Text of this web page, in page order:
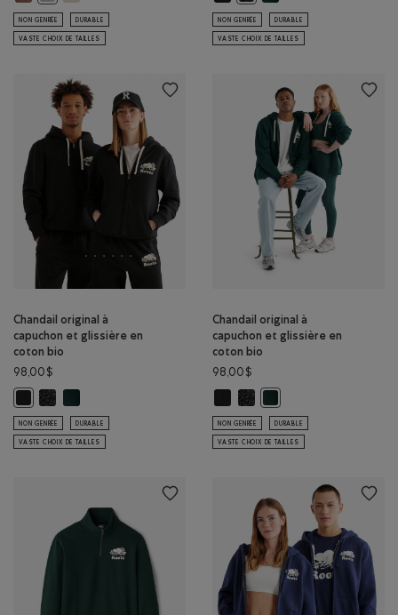
NON GENRÉE DURABLE
VASTE CHOIX DE TAILLES
NON GENRÉE DURABLE
VASTE CHOIX DE TAILLES
Chandail original à
capuchon et glissière en
coton bio
98,00$
Chandail original à capuchon et glissière en coton bio: NOIR Couleur
Chandail original à capuchon et glissière en coton bio: POIVRE
Chandail original à capuchon et glissière en coton bio: VARSITY
NON GENRÉE DURABLE
VASTE CHOIX DE TAILLES
Chandail original à
capuchon et glissière en
coton bio
98,00$
Chandail original à capuchon et
Chandail original à capuchon
NON GENRÉE DURABLE
VASTE CHOIX DE TAILLES